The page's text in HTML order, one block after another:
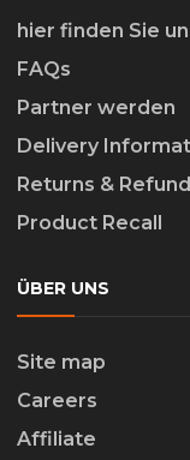
hier finden Sie
FAQs
Partner werden
Delivery
Returns &
Product Recall
ÜBER UNS
Site map
Careers
Affiliate